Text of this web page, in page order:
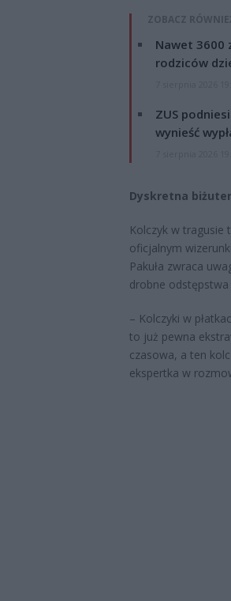
ZOBACZ
Nawet 3600
rodziców
ZUS
wynieść
Dyskretna
Kolczyk w
oficjalnym
Pakuła zwraca
drobne
– Kolczyki w
to już pewna
czasowa, a ten
ekspertka w